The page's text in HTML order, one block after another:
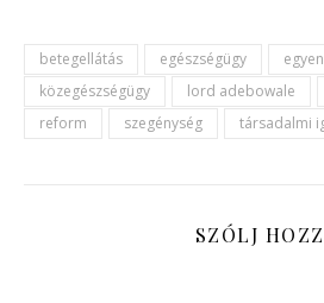
betegellátás egészségügy
közegészségügy
lord adebowale
reform
szegénység társadalmi
SZÓLJ